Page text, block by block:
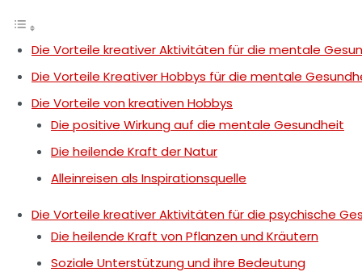
Die Vorteile kreativer Aktivitäten für die mentale
Die Vorteile Kreativer Hobbys für die mentale
Die Vorteile von kreativen Hobbys
Die positive Wirkung auf die mentale Gesundheit
Die heilende Kraft der Natur
Alleinreisen als Inspirationsquelle
Die Vorteile kreativer Aktivitäten für die psychische
Die heilende Kraft von Pflanzen und Kräutern
Soziale Unterstützung und ihre Bedeutung